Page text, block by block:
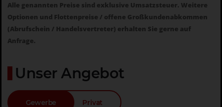
Alle genannten Preise sind exklusive Umsatzsteuer. Weitere
Optionen und Flottenpreise / offene Großkundenabkommen
(Abrufschein / Handelsvertreter) erhalten Sie gerne auf
Anfrage.
Unser Angebot
Gewerbe Privat